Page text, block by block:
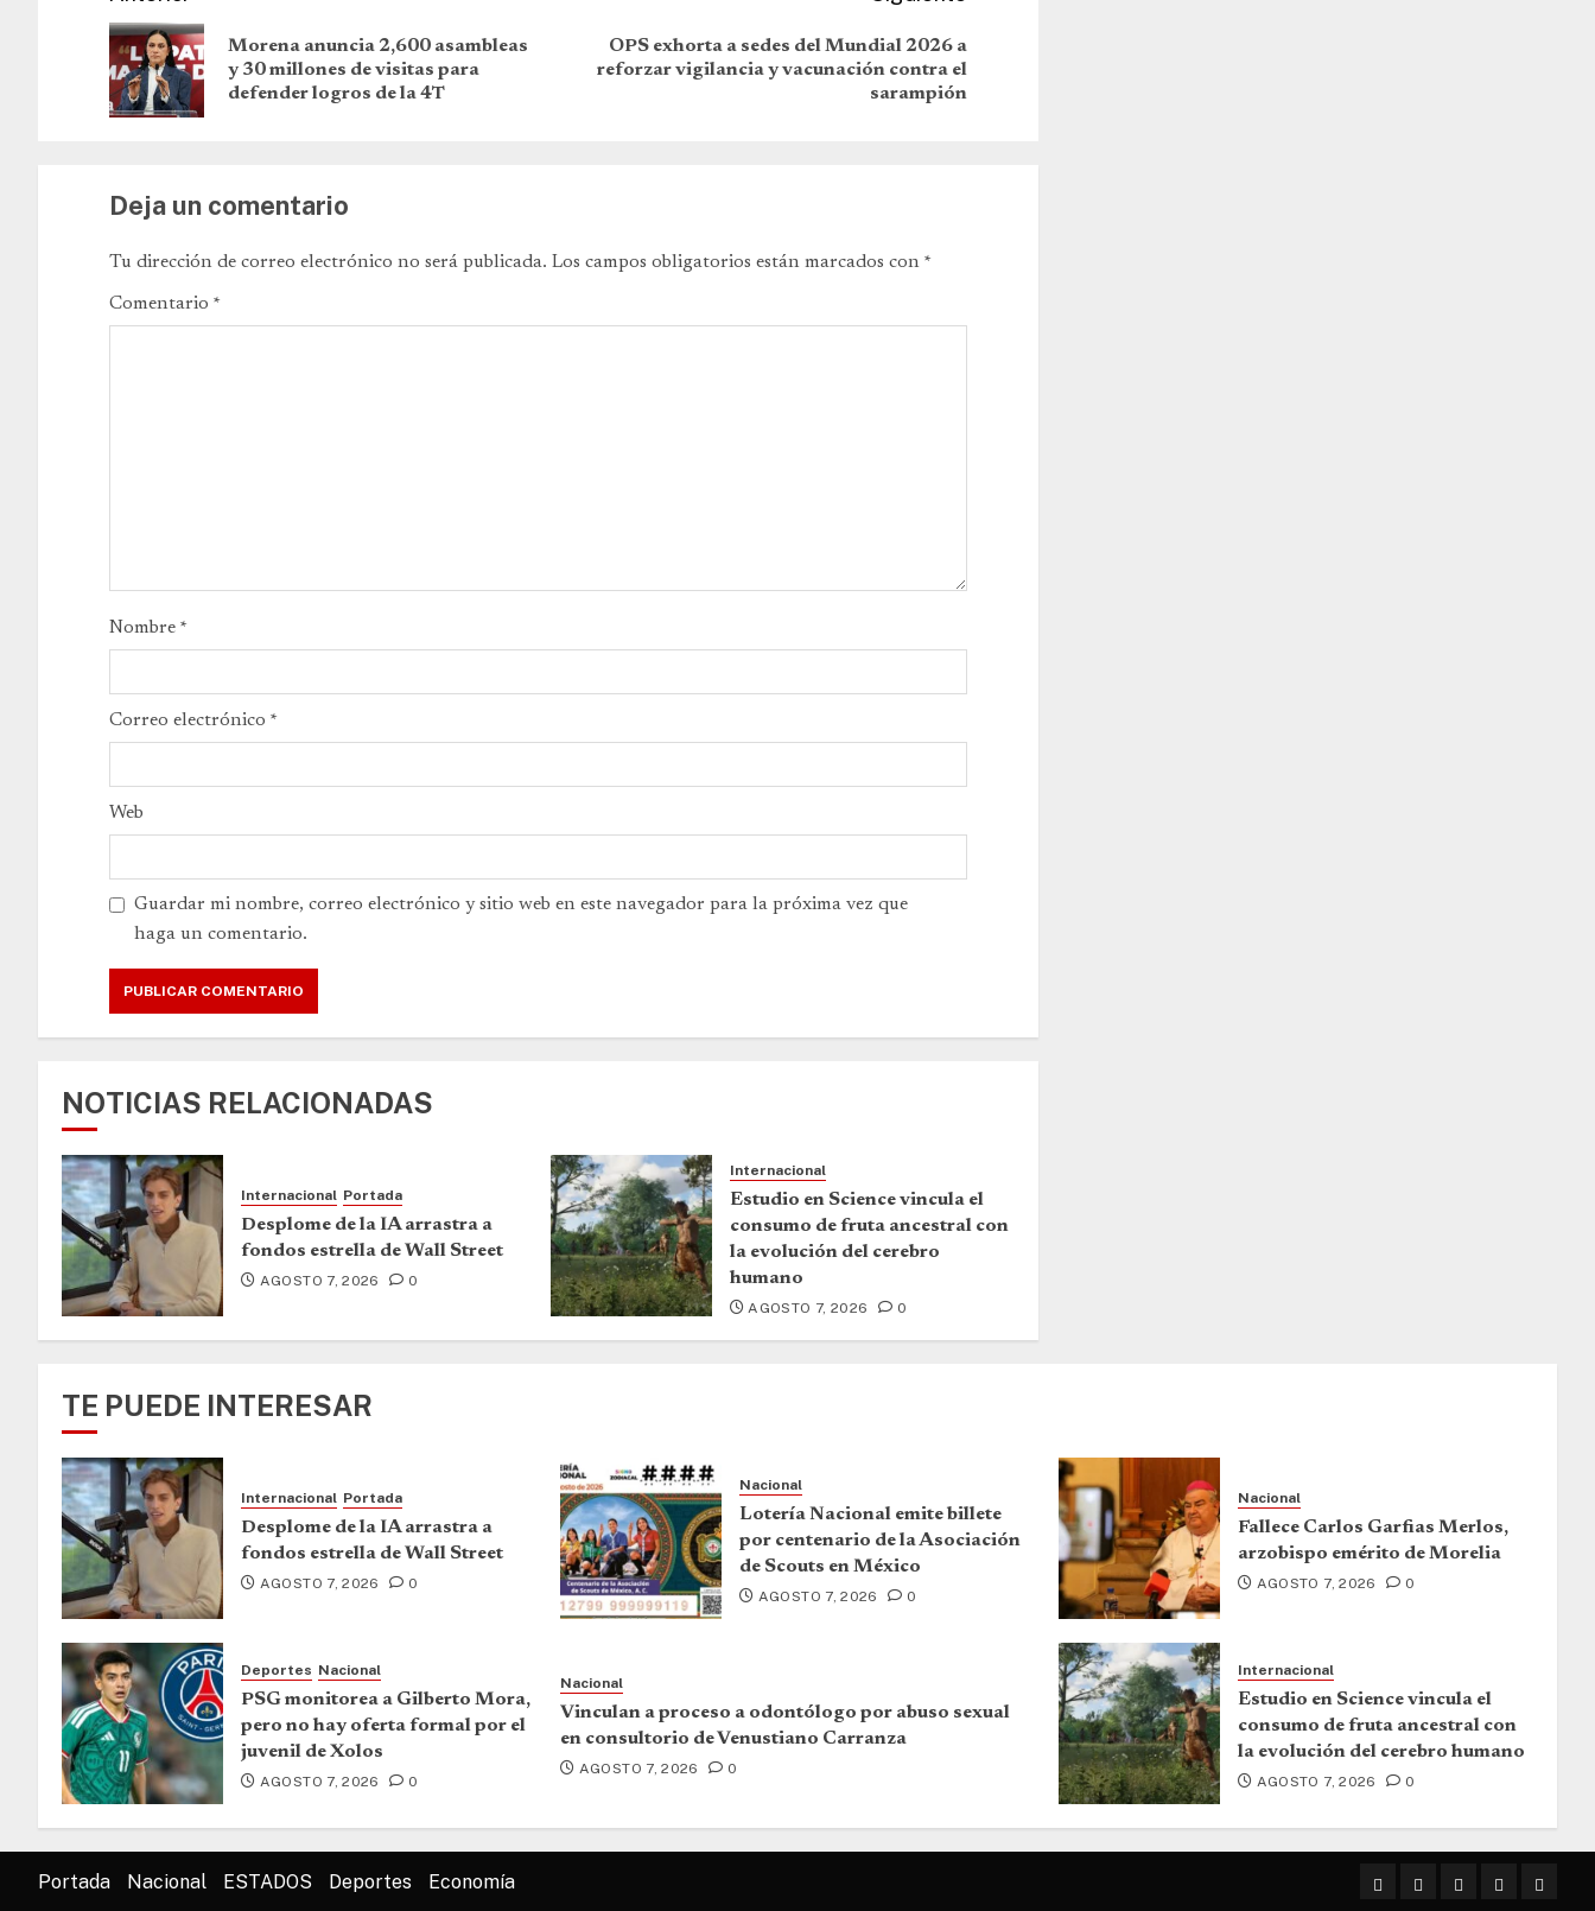
Morena anuncia 2,600 asambleas
y 30 millones de visitas para
defender logros de la 4T
OPS exhorta a sedes del Mundial 2026 a
reforzar vigilancia y vacunación contra el
sarampión
Deja un comentario
Tu dirección de correo electrónico no será publicada. Los campos obligatorios están marcados con *
Comentario *
Nombre *
Correo electrónico *
Web
Guardar mi nombre, correo electrónico y sitio web en este navegador para la próxima vez que
haga un comentario.
NOTICIAS RELACIONADAS
Internacional Portada
Desplome de la IA arrastra a
fondos estrella de Wall Street
AGOSTO 7, 2026 0
Internacional
Estudio en Science vincula el
consumo de fruta ancestral con
la evolución del cerebro
humano
AGOSTO 7, 2026 0
TE PUEDE INTERESAR
Internacional Portada
Desplome de la IA arrastra a
fondos estrella de Wall Street
AGOSTO 7, 2026 0
Nacional
Lotería Nacional emite billete
por centenario de la Asociación
de Scouts en México
AGOSTO 7, 2026 0
Nacional
Fallece Carlos Garfias Merlos,
arzobispo emérito de Morelia
AGOSTO 7, 2026 0
Deportes Nacional
PSG monitorea a Gilberto Mora,
pero no hay oferta formal por el
juvenil de Xolos
AGOSTO 7, 2026 0
Nacional
Vinculan a proceso a odontólogo por abuso sexual
en consultorio de Venustiano Carranza
AGOSTO 7, 2026 0
Internacional
Estudio en Science vincula el
consumo de fruta ancestral con
la evolución del cerebro humano
AGOSTO 7, 2026 0
Portada Nacional ESTADOS Deportes Economía